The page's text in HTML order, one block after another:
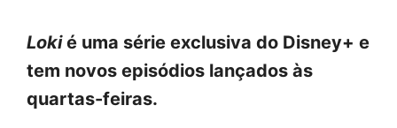
Lokié uma série exclusiva do Disney+ e
tem novos episódios lançados às
quartas-feiras.